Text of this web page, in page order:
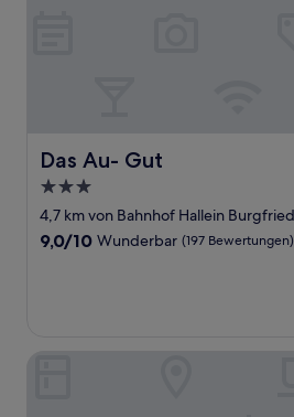
Das Au- Gut
Das Au- Gut
3.0-
Sterne-
Unterkunft
4,7 km von Bahnhof Hallein
9.0
9,0/10 Wunderbar (197 Bewertungen)